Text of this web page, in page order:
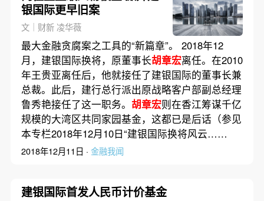
银国际更早旧案
文｜财新 凌华薇
最大金融贪腐案之工具的“新篇章”。 2018年12
月，建银国际换将，原董事长胡章宏离任。在2010
年王贵亚离任后，他就接任了建银国际的董事长兼
总裁。此后，建行总行派出原战略客户部副总经理
鲁秀艳接任了这一职务。 胡章宏则在香江筹谋千亿
规模的大湾区共同家园基金，这都已是后话（参见
本专栏2018年12月10日“建银国际换将风云……
2018年12月11日 · 金融我闻
建银国际首发人民币计价基金